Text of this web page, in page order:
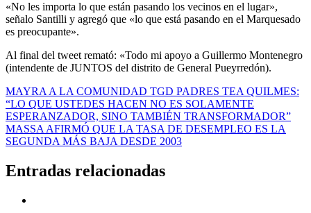
«No les importa lo que están pasando los vecinos en el lugar»,
señalo Santilli y agregó que «lo que está pasando en el Marquesado
es preocupante».
Al final del tweet remató: «Todo mi apoyo a Guillermo Montenegro
(intendente de JUNTOS del distrito de General Pueyrredón).
Navegación
de
entradas
MAYRA A LA COMUNIDAD TGD PADRES TEA QUILMES:
“LO QUE USTEDES HACEN NO ES SOLAMENTE
ESPERANZADOR, SINO TAMBIÉN TRANSFORMADOR”
MASSA AFIRMÓ QUE LA TASA DE DESEMPLEO ES LA
SEGUNDA MÁS BAJA DESDE 2003
Entradas relacionadas